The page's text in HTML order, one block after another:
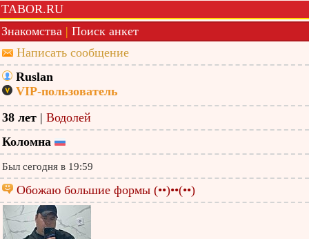
TABOR.RU
Знакомства | Поиск анкет
Написать сообщение
Ruslan
VIP-пользователь
38 лет | Водолей
Коломна
Был сегодня в 19:59
Обожаю большие формы (••)••(••)